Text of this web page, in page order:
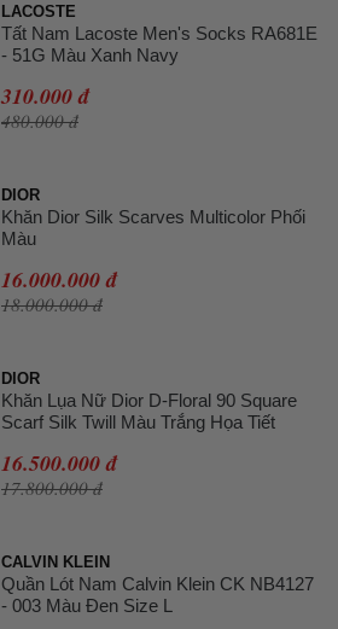
LACOSTE
Tất Nam Lacoste Men's Socks RA681E
- 51G Màu Xanh Navy
310.000 đ
480.000 đ
DIOR
Khăn Dior Silk Scarves Multicolor Phối
Màu
16.000.000 đ
18.000.000 đ
DIOR
Khăn Lụa Nữ Dior D-Floral 90 Square
Scarf Silk Twill Màu Trắng Họa Tiết
16.500.000 đ
17.800.000 đ
CALVIN KLEIN
Quần Lót Nam Calvin Klein CK NB4127
- 003 Màu Đen Size L